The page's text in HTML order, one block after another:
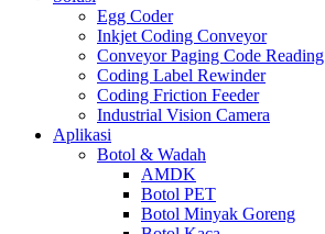
Egg Coder
Inkjet Coding Conveyor
Conveyor Paging Code Reading
Coding Label Rewinder
Coding Friction Feeder
Industrial Vision Camera
Aplikasi
Botol & Wadah
AMDK
Botol PET
Botol Minyak Goreng